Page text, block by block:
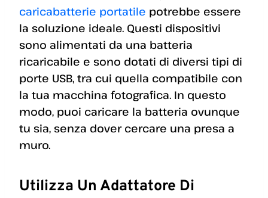
caricabatterie portatile potrebbe essere
la soluzione ideale. Questi dispositivi
sono alimentati da una batteria
ricaricabile e sono dotati di diversi tipi di
porte USB, tra cui quella compatibile con
la tua macchina fotografica. In questo
modo, puoi caricare la batteria ovunque
tu sia, senza dover cercare una presa a
muro.
Utilizza Un Adattatore Di